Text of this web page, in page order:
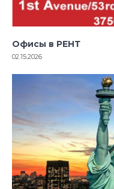
Офисы в РЕНТ
02.15.2026